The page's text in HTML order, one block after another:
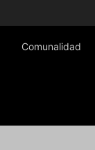
Comunalidad